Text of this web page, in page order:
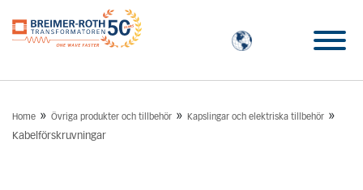
Home » Övriga produkter och tillbehör » Kapslingar och elektriska tillbehör »
Kabelförskruvningar